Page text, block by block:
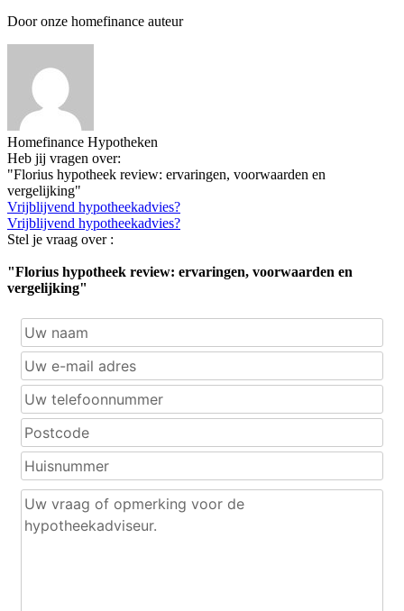
Door onze homefinance auteur
Homefinance Hypotheken
Heb jij vragen over:
"Florius hypotheek review: ervaringen, voorwaarden en
vergelijking"
Vrijblijvend hypotheekadvies?
Vrijblijvend hypotheekadvies?
Stel je vraag over :
"Florius hypotheek review: ervaringen, voorwaarden en
vergelijking"